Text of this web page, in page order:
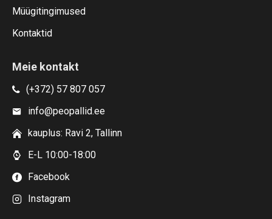
Müügitingimused
Kontaktid
Meie kontakt
(+372) 57 807 057
info@peopallid.ee
kauplus: Ravi 2, Tallinn
E-L 10:00-18:00
Facebook
Instagram